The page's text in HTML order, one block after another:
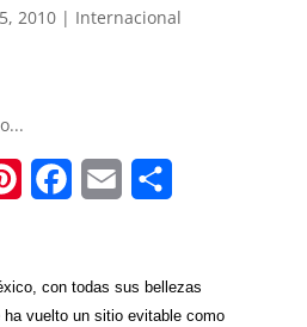
2010| Internacional
c
a
a
con todas sus bellezas
vuelto un sitio evitable como